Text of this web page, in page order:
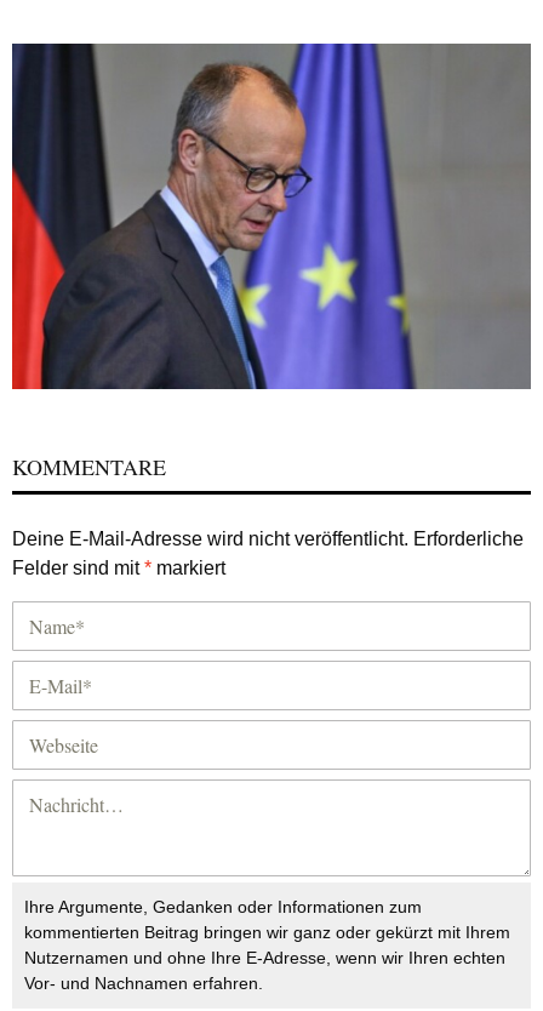
KOMMENTARE
Deine E-Mail-Adresse wird nicht veröffentlicht. Erforderliche
Felder sind mit* markiert
Ihre Argumente, Gedanken oder Informationen zum
kommentierten Beitrag bringen wir ganz oder gekürzt mit Ihrem
Nutzernamen und ohne Ihre E-Adresse, wenn wir Ihren echten
Vor- und Nachnamen erfahren.